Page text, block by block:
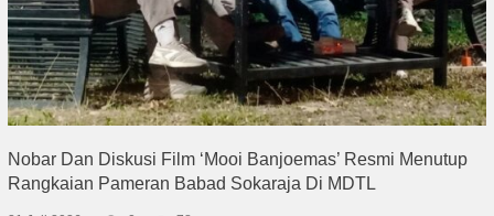
Nobar Dan Diskusi Film ‘Mooi Banjoemas’ Resmi Menutup
Rangkaian Pameran Babad Sokaraja Di MDTL